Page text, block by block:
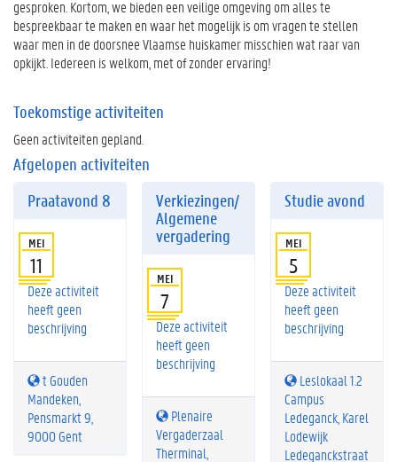
gesproken. Kortom, we bieden een veilige omgeving om alles te
bespreekbaar te maken en waar het mogelijk is om vragen te stellen
waar men in de doorsnee Vlaamse huiskamer misschien wat raar van
opkijkt. Iedereen is welkom, met of zonder ervaring!
Toekomstige activiteiten
Geen activiteiten gepland.
Afgelopen activiteiten
Praatavond 8
MEI
11
Deze activiteit
heeft geen
beschrijving
Mandeken,
Pensmarkt 9,
9000 Gent
Verkiezingen/
Algemene
vergadering
MEI
7
Deze activiteit
heeft geen
beschrijving
Vergaderzaal
Therminal,
Studie avond
MEI
5
Deze activiteit
heeft geen
beschrijving
Campus
Ledeganck, Karel
Lodewijk
Ledeganckstraat